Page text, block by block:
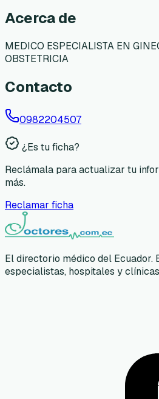
Acerca de
MEDICO ESPECIALISTA EN
OBSTETRICIA
Contacto
0982204507
¿Es tu ficha?
Reclámala para actualizar tu
más.
Reclamar ficha
El directorio médico del Ecuador.
especialistas, hospitales y